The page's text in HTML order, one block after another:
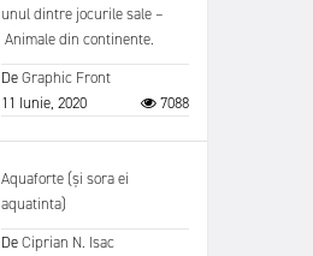
unul dintre jocurile sale –
Animale din continente.
DeGraphic Front
11 Iunie, 2020
7088
Aquaforte (și sora ei
aquatinta)
DeCiprian N. Isac